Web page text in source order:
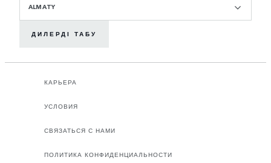
ALMATY
ДИЛЕРДІ ТАБУ
КАРЬЕРА
УСЛОВИЯ
СВЯЗАТЬСЯ С НАМИ
ПОЛИТИКА КОНФИДЕНЦИАЛЬНОСТИ